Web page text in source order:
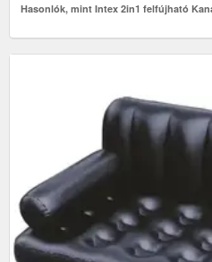
Hasonlók, mint Intex 2in1 felfújható